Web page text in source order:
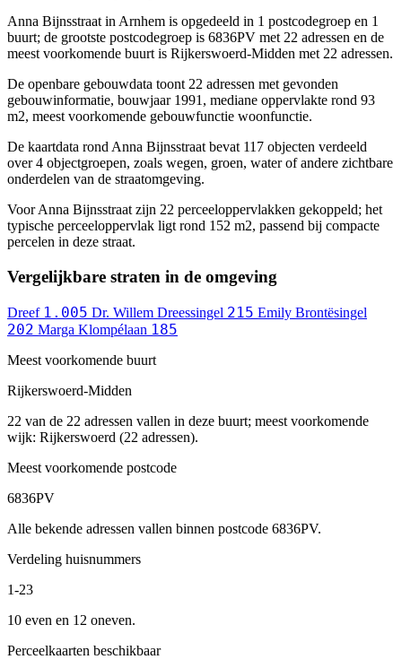
Anna Bijnsstraat in Arnhem is opgedeeld in 1 postcodegroep en 1
buurt; de grootste postcodegroep is 6836PV met 22 adressen en de
meest voorkomende buurt is Rijkerswoerd-Midden met 22 adressen.
De openbare gebouwdata toont 22 adressen met gevonden
gebouwinformatie, bouwjaar 1991, mediane oppervlakte rond 93
m2, meest voorkomende gebouwfunctie woonfunctie.
De kaartdata rond Anna Bijnsstraat bevat 117 objecten verdeeld
over 4 objectgroepen, zoals wegen, groen, water of andere zichtbare
onderdelen van de straatomgeving.
Voor Anna Bijnsstraat zijn 22 perceeloppervlakken gekoppeld; het
typische perceeloppervlak ligt rond 152 m2, passend bij compacte
percelen in deze straat.
Vergelijkbare straten in de omgeving
Dreef 1.005 Dr. Willem Dreessingel 215 Emily Brontësingel
202 Marga Klompélaan 185
Meest voorkomende buurt
Rijkerswoerd-Midden
22 van de 22 adressen vallen in deze buurt; meest voorkomende
wijk: Rijkerswoerd (22 adressen).
Meest voorkomende postcode
6836PV
Alle bekende adressen vallen binnen postcode 6836PV.
Verdeling huisnummers
1-23
10 even en 12 oneven.
Perceelkaarten beschikbaar